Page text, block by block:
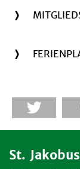
St.